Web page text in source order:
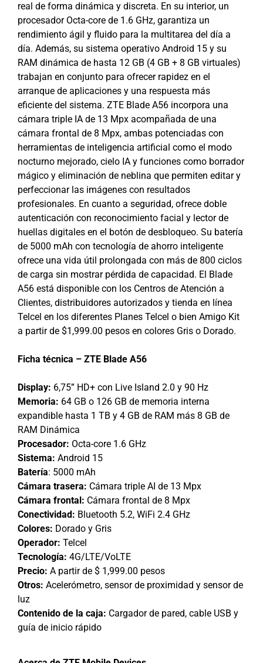
real de forma dinámica y discreta. En su interior, un
procesador Octa-core de 1.6 GHz, garantiza un
rendimiento ágil y fluido para la multitarea del día a
día. Además, su sistema operativo Android 15 y su
RAM dinámica de hasta 12 GB (4 GB + 8 GB virtuales)
trabajan en conjunto para ofrecer rapidez en el
arranque de aplicaciones y una respuesta más
eficiente del sistema. ZTE Blade A56 incorpora una
cámara triple IA de 13 Mpx acompañada de una
cámara frontal de 8 Mpx, ambas potenciadas con
herramientas de inteligencia artificial como el modo
nocturno mejorado, cielo IA y funciones como borrador
mágico y eliminación de neblina que permiten editar y
perfeccionar las imágenes con resultados
profesionales. En cuanto a seguridad, ofrece doble
autenticación con reconocimiento facial y lector de
huellas digitales en el botón de desbloqueo. Su batería
de 5000 mAh con tecnología de ahorro inteligente
ofrece una vida útil prolongada con más de 800 ciclos
de carga sin mostrar pérdida de capacidad. El Blade
A56 está disponible con los Centros de Atención a
Clientes, distribuidores autorizados y tienda en línea
Telcel en los diferentes Planes Telcel o bien Amigo Kit
a partir de $1,999.00 pesos en colores Gris o Dorado.
Ficha técnica – ZTE Blade A56
Display: 6,75” HD+ con Live Island 2.0 y 90 Hz
Memoria: 64 GB o 126 GB de memoria interna
expandible hasta 1 TB y 4 GB de RAM más 8 GB de
RAM Dinámica
Procesador: Octa-core 1.6 GHz
Sistema: Android 15
Batería: 5000 mAh
Cámara trasera: Cámara triple AI de 13 Mpx
Cámara frontal: Cámara frontal de 8 Mpx
Conectividad: Bluetooth 5.2, WiFi 2.4 GHz
Colores: Dorado y Gris
Operador: Telcel
Tecnología: 4G/LTE/VoLTE
Precio: A partir de $ 1,999.00 pesos
Otros: Acelerómetro, sensor de proximidad y sensor de
luz
Contenido de la caja: Cargador de pared, cable USB y
guía de inicio rápido